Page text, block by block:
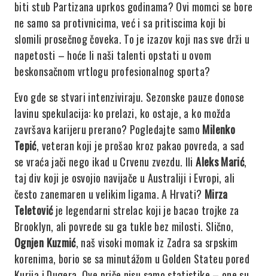
biti stub Partizana uprkos godinama? Ovi momci se bore
ne samo sa protivnicima, već i sa pritiscima koji bi
slomili prosečnog čoveka. To je izazov koji nas sve drži u
napetosti – hoće li naši talenti opstati u ovom
beskonsačnom vrtlogu profesionalnog sporta?
Evo gde se stvari intenziviraju. Sezonske pauze donose
lavinu spekulacija: ko prelazi, ko ostaje, a ko možda
završava karijeru prerano? Pogledajte samo Milenko
Tepić, veteran koji je prošao kroz pakao povreda, a sad
se vraća jači nego ikad u Crvenu zvezdu. IliAleks Marić,
taj div koji je osvojio navijače u Australiji i Evropi, ali
često zanemaren u velikim ligama. A Hrvati? Mirza
Teletovićje legendarni strelac koji je bacao trojke za
Brooklyn, ali povrede su ga tukle bez milosti. Slično,
Ognjen Kuzmić, naš visoki momak iz Zadra sa srpskim
korenima, borio se sa minutážom u Golden Stateu pored